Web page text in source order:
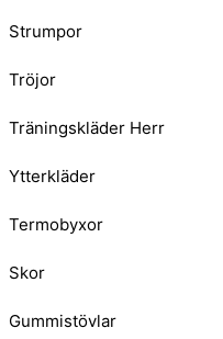
Strumpor
Tröjor
Träningskläder Herr
Ytterkläder
Termobyxor
Skor
Gummistövlar